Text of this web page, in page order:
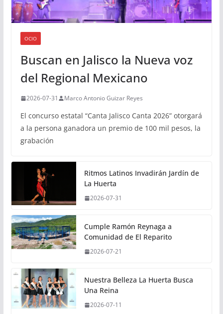
OCIO
Buscan en Jalisco la Nueva voz
del Regional Mexicano
2026-07-31 Marco Antonio Guizar Reyes
El concurso estatal “Canta Jalisco Canta 2026” otorgará
a la persona ganadora un premio de 100 mil pesos, la
grabación
Ritmos Latinos Invadirán Jardín de
La Huerta
2026-07-31
Cumple Ramón Reynaga a
Comunidad de El Reparito
2026-07-21
Nuestra Belleza La Huerta Busca
Una Reina
2026-07-11